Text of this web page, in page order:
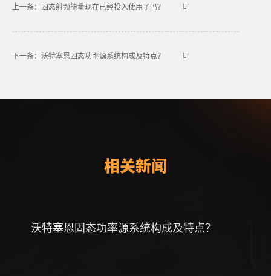
上一条：固态射频能量现在已经投入使用了吗？
下一条：沃特塞恩固态功率源系统构成及特点？
相关新闻
沃特塞恩固态功率源系统构成及特点？